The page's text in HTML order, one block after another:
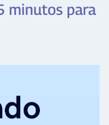
minutos para